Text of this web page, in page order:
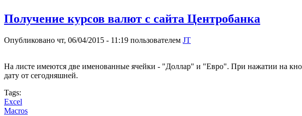
Получение курсов валют с сайта Центробанка
Опубликовано чт, 06/04/2015 - 11:19 пользователем JT
На листе имеются две именованные ячейки - "Доллар" и "Евро". При нажатии на
дату от сегодняшней.
Tags:
Excel
Macros